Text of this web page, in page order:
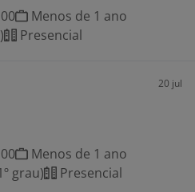
Menos de 1 ano
Presencial
20 jul
Menos de 1 ano
grau)
Presencial